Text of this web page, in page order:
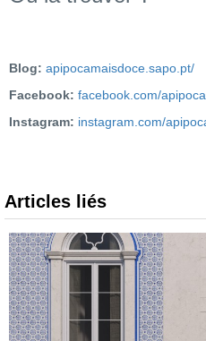
Blog: apipocamaisdoce.sapo.pt/
Facebook: facebook.com/
Instagram: instagram.com/
Articles liés